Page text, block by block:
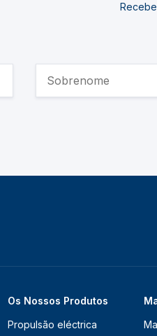
Os Nossos Produtos
Propulsão eléctrica